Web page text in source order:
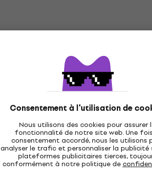
Consentement à l'utilisation de
Nous utilisons des cookies pour assurer
fonctionnalité de notre site web. Une
consentement accordé, nous les utilisons
analyser le trafic et personnaliser la publicité
plateformes publicitaires tierces,
conformément à notre politique de